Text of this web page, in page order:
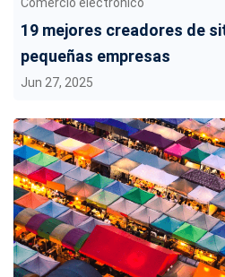
19 mejores creadores de
pequeñas empresas
Jun 27, 2025